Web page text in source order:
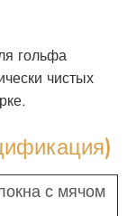
гольфа
чистых
с мячом